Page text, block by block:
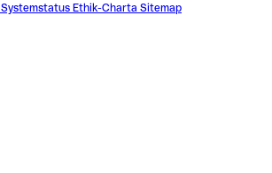
Systemstatus Ethik-Charta Sitemap